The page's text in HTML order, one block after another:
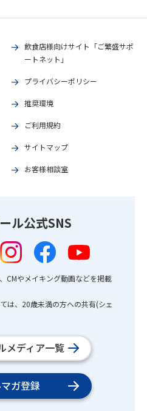
飲食店様向けサイト「ご繁盛サポ
ートネット」
プライバシーポリシー
推奨環境
ご利用規約
サイトマップ
お客様相談室
ル公式SNS
CMやメイキング動画などを掲載
は、20歳未満の方への共有(シェ
メディア一覧
ガ登録